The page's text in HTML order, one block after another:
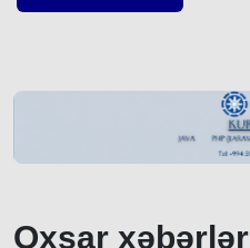
Oxşar xəbərlər